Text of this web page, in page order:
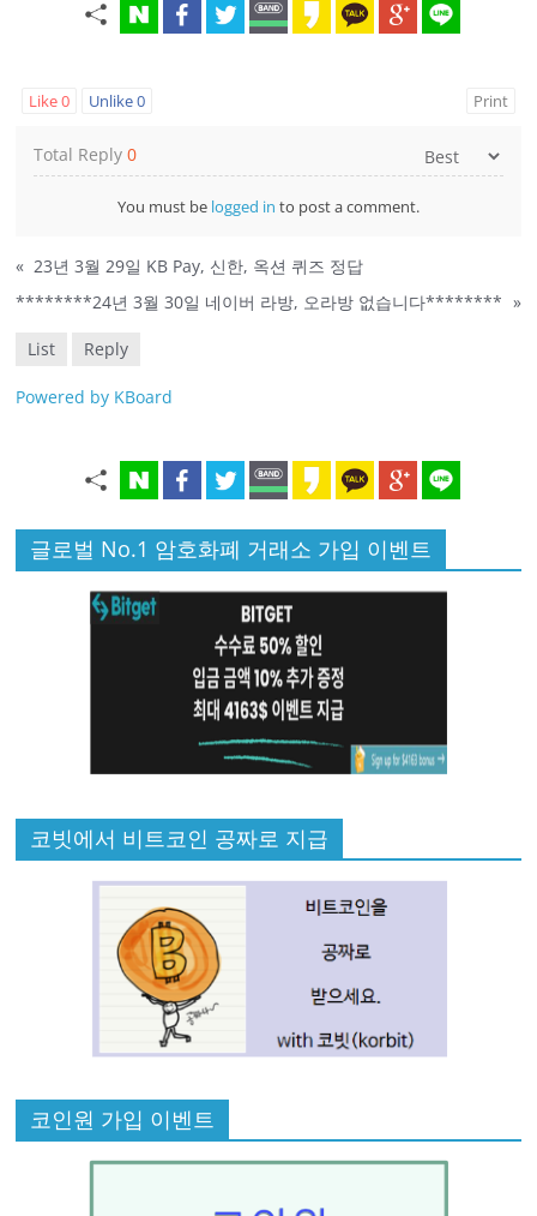
Like0 Unlike0 Print
Total Reply0
You must be logged in to post a comment.
« 23년 3월 29일 KB Pay, 신한, 옥션 퀴즈 정답
********24년 3월 30일 네이버 라방, 오라방 없습니다******** »
List Reply
Powered by KBoard
글로벌 No.1 암호화폐 거래소 가입 이벤트
코빗에서 비트코인 공짜로 지급
코인원 가입 이벤트